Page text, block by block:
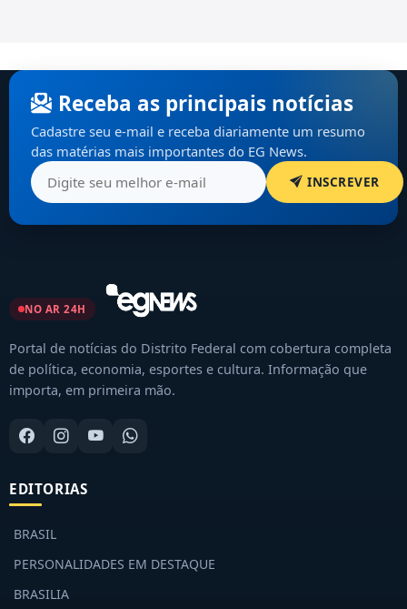
Receba as principais notícias
Cadastre seu e-mail e receba diariamente um resumo
das matérias mais importantes do EG News.
INSCREVER
NO AR 24H
Portal de notícias do Distrito Federal com cobertura completa
de política, economia, esportes e cultura. Informação que
importa, em primeira mão.
EDITORIAS
BRASIL
PERSONALIDADES EM DESTAQUE
BRASILIA